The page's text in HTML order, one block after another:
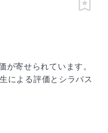
ピン留め
が寄せられています。
による評価とシラバス